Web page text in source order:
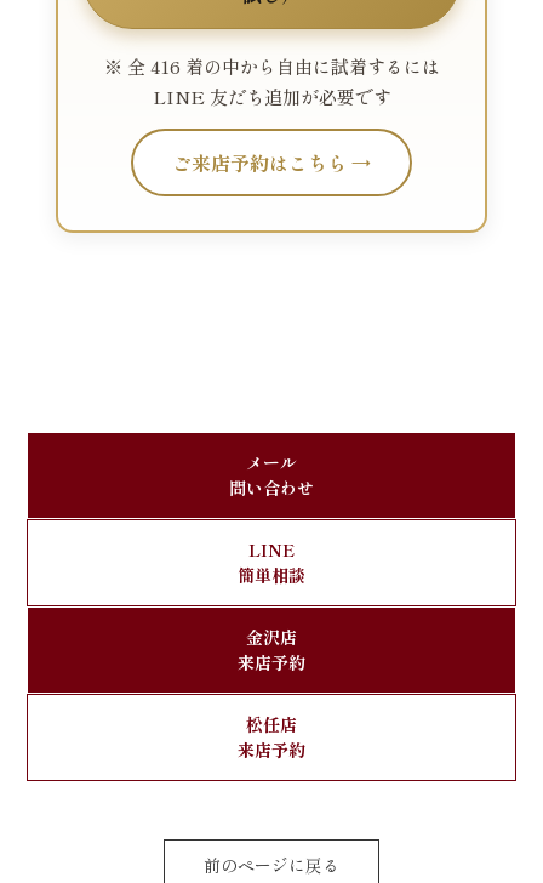
※ 全 416 着の中から自由に試着するには
LINE 友だち追加が必要です
ご来店予約はこちら →
メール
問い合わせ
LINE
簡単相談
金沢店
来店予約
松任店
来店予約
前のページに戻る